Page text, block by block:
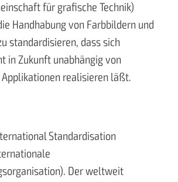
für grafische Technik)
Handhabung von Farbbildern und
standardisieren, dass sich
in Zukunft unabhängig von
realisieren läßt.
Standardisation
Der weltweit